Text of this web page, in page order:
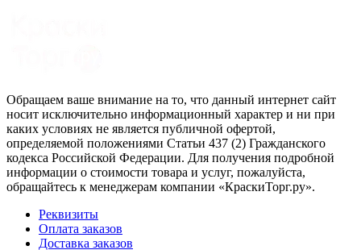
Обращаем ваше внимание на то, что данный интернет сайт
носит исключительно информационный характер и ни при
каких условиях не является публичной офертой,
определяемой положениями Статьи 437 (2) Гражданского
кодекса Российской Федерации. Для получения подробной
информации о стоимости товара и услуг, пожалуйста,
обращайтесь к менеджерам компании «КраскиТорг.ру».
Реквизиты
Оплата заказов
Доставка заказов